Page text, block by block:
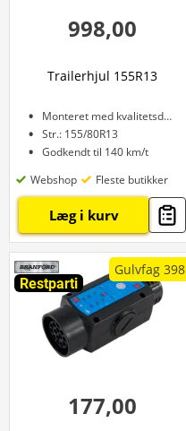
998,00
Trailerhjul 155R13
Monteret med kvalitetsdæk
Str.: 155/80R13
Godkendt til 140 km/t
Webshop
Fleste butikker
Læg i kurv
Restparti
Gulvfag 398
177,00